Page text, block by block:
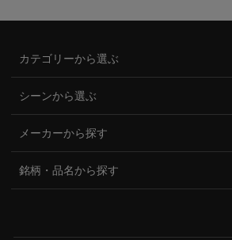
カテゴリーから選ぶ
シーンから選ぶ
メーカーから探す
銘柄・品名から探す